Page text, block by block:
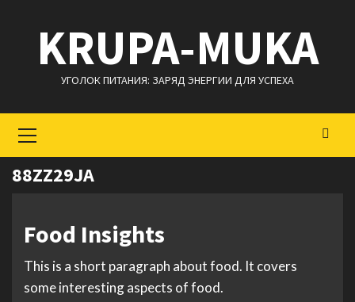
содержимому
KRUPA-MUKA
УГОЛОК ПИТАНИЯ: ЗАРЯД ЭНЕРГИИ ДЛЯ УСПЕХА
меню
88ZZ29JA
Food Insights
This is a short paragraph about food. It covers
some interesting aspects of food.